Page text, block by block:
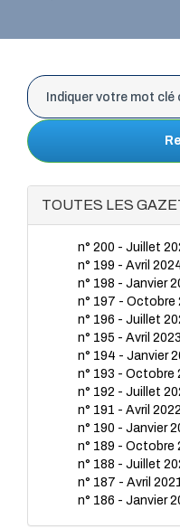
TOUTES LES
n° 200 - Juillet
n° 199 - Avril
n° 198 - Janvier
n° 197 - Octobre
n° 196 - Juillet
n° 195 - Avril 2023
n° 194 - Janvier
n° 193 - Octobre
n° 192 - Juillet
n° 191 - Avril 2022
n° 190 - Janvier
n° 189 - Octobre
n° 188 - Juillet
n° 187 - Avril
n° 186 - Janvier